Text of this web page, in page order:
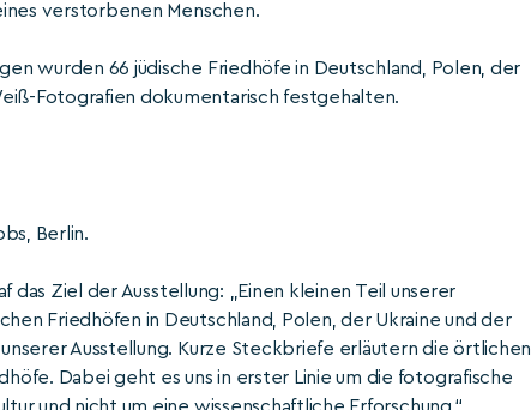
verstorbenen Menschen.
wurden 66 jüdische Friedhöfe in Deutschland, Polen, der
Fotografien dokumentarisch festgehalten.
Berlin.
Ziel der Ausstellung: „Einen kleinen Teil unserer
Friedhöfen in Deutschland, Polen, der Ukraine und der
Ausstellung. Kurze Steckbriefe erläutern die örtlichen
Dabei geht es uns in erster Linie um die fotografische